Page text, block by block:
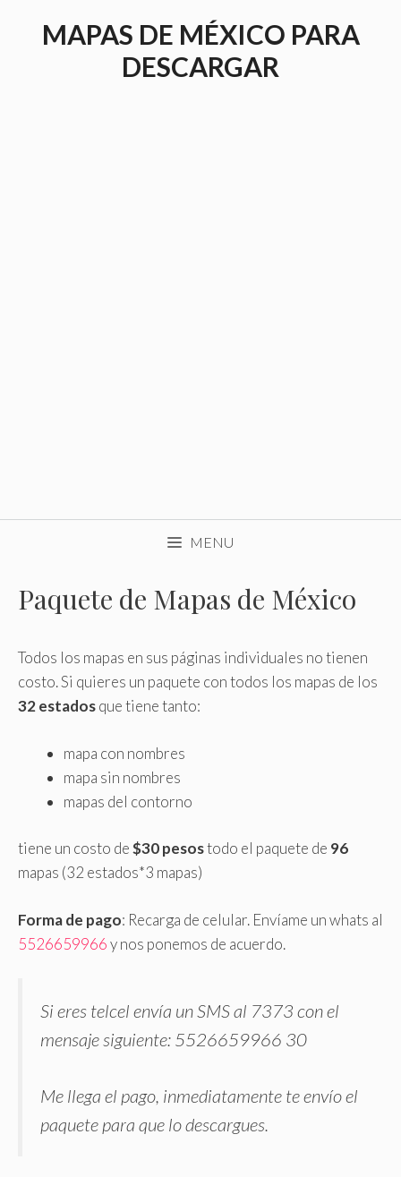
MAPAS DE MÉXICO PARA
DESCARGAR
MENU
Paquete de Mapas de México
Todos los mapas en sus páginas individuales no tienen
costo. Si quieres un paquete con todos los mapas de los
32 estadosque tiene tanto:
mapa con nombres
mapa sin nombres
mapas del contorno
tiene un costo de$30 pesostodo el paquete de 96
mapas (32 estados*3 mapas)
Forma de pago: Recarga de celular. Envíame un whats al
5526659966y nos ponemos de acuerdo.
Si eres telcel envía un SMS al 7373 con el
mensaje siguiente: 5526659966 30
Me llega el pago, inmediatamente te envío el
paquete para que lo descargues.